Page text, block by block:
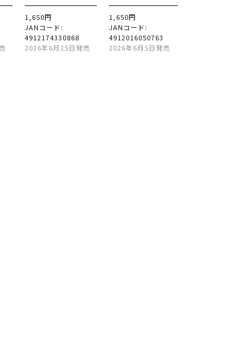
1,650円
JANコード:
4912174330868
2026年6月15日発売
1,650円
JANコード:
4912016050763
2026年6月5日発売